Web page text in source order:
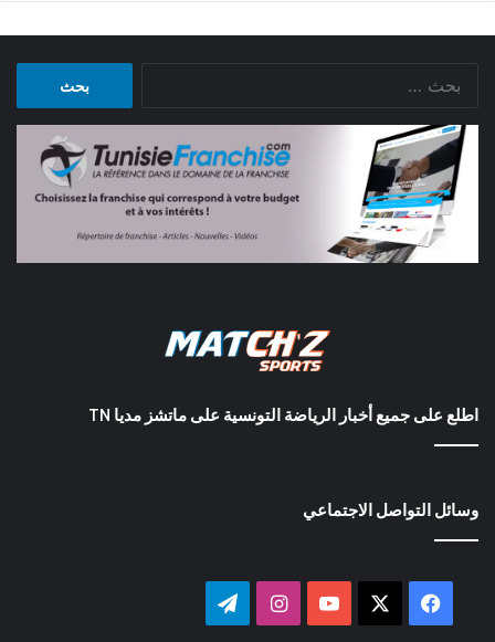
اطلع على جميع أخبار الرياضة التونسية على ماتشز مديا TN
وسائل التواصل الاجتماعي
فيسبوك ‫YouTubeانستقرام